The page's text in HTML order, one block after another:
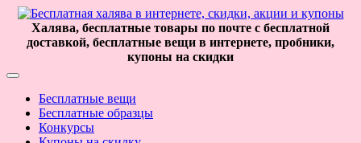
Халява, бесплатные товары по почте с бесплатной
доставкой, бесплатные вещи в интернете, пробники,
купоны на скидки
Бесплатные вещи
Бесплатные образцы
Конкурсы